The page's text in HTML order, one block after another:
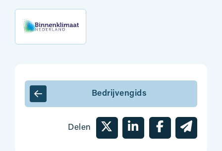
Bedrijvengids
Delen